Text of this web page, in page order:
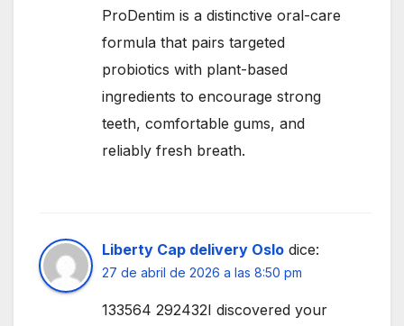
ProDentim is a distinctive oral-care
formula that pairs targeted
probiotics with plant-based
ingredients to encourage strong
teeth, comfortable gums, and
reliably fresh breath.
Liberty Cap delivery Oslo dice:
27 de abril de 2026 a las 8:50 pm
133564 292432I discovered your